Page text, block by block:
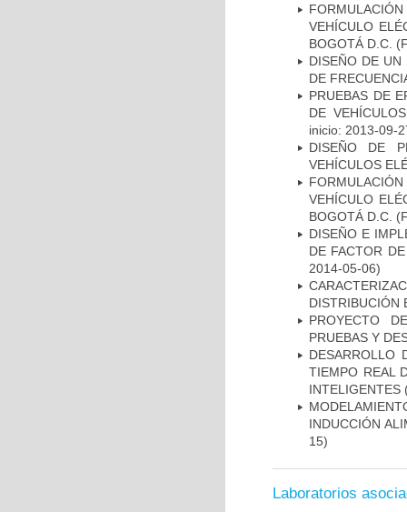
VEHÍCULO
BOGOTÁ D.C.
DISEÑO DE UN
DE
PRUEBAS DE
DE
inicio: 2013-09-
DISEÑO DE
VEHÍCULOS
VEHÍCULO
BOGOTÁ D.C.
DISEÑO E
DE FACTOR
2014-05-06)
DISTRIBUCIÓN
PROYECTO
PRUEBAS Y
DESARROLLO
TIEMPO REAL
INTELIGENTES
INDUCCIÓN
15)
Laboratorios